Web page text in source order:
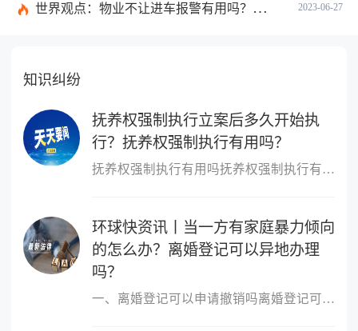
2023-06-27
世界观点：物业不让进车报警有用吗？小区不让业主进车该怎么投诉？
知识纠纷
抚养权强制执行立案后多久开始执
行？抚养权强制执行有用吗？
抚养权强制执行有用吗抚养权强制执行有用，抚养权也是可以申请强制
环球快资讯丨当一方有家庭暴力倾向
的怎么办？离婚登记可以异地办理
吗？
一、离婚登记可以申请撤销吗离婚登记可以申请撤销。依据我国最新《